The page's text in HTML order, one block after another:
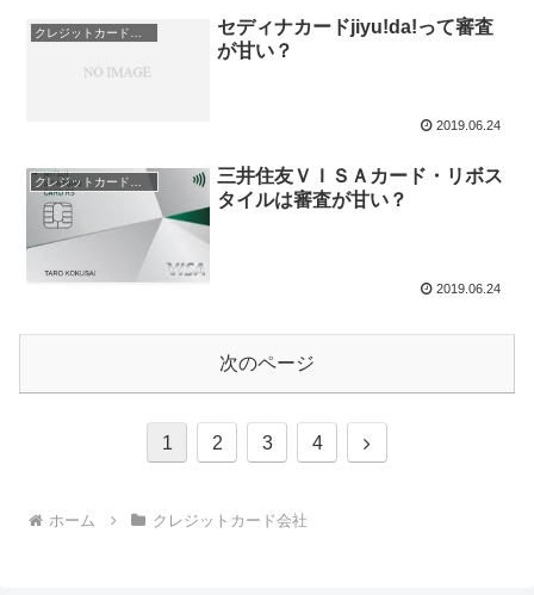
セディナカードjiyu!da!って審査
が甘い？
2019.06.24
三井住友ＶＩＳＡカード・リボス
タイルは審査が甘い？
2019.06.24
次のページ
1 2 3 4
次
ホーム クレジットカード会社